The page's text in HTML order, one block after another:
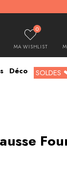
0
MA WISHLIST
Déco SOLDES